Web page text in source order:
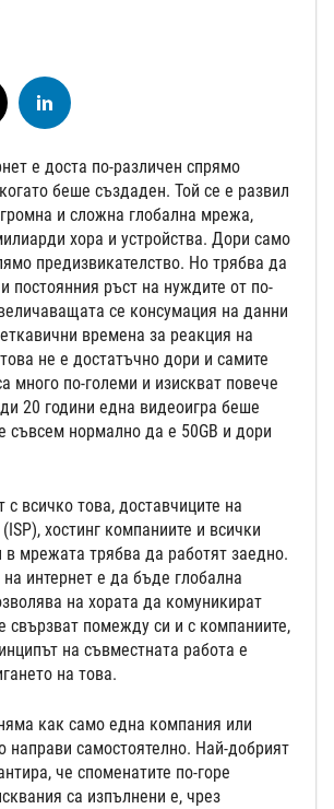
е доста по-различен спрямо
беше създаден. Той се е развил
и сложна глобална мрежа,
хора и устройства. Дори само
предизвикателство. Но трябва да
постоянния ръст на нуждите от по-
се консумация на данни
времена за реакция на
не е достатъчно дори и самите
много по-големи и изискват повече
20 години една видеоигра беше
съвсем нормално да е 50GB и дори
с всичко това, доставчиците на
(ISP), хостинг компаниите и всички
в мрежата трябва да работят заедно.
интернет е да бъде глобална
на хората да комуникират
свързват помежду си и с компаниите,
на съвместната работа е
на това.
как само една компания или
направи самостоятелно. Най-добрият
че споменатите по-горе
са изпълнени е, чрез